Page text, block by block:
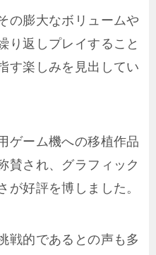
の膨大なボリュームや
り返しプレイすること
す楽しみを見出してい
ゲーム機への移植作品
賛され、グラフィック
が好評を博しました。
戦的であるとの声も多